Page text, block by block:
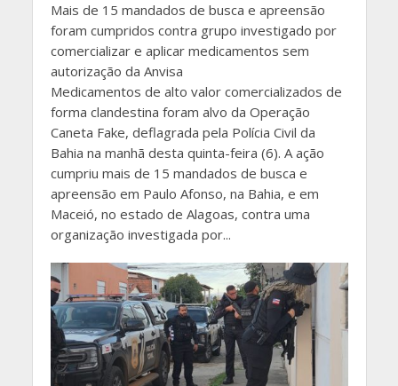
Mais de 15 mandados de busca e apreensão
foram cumpridos contra grupo investigado por
comercializar e aplicar medicamentos sem
autorização da Anvisa
Medicamentos de alto valor comercializados de
forma clandestina foram alvo da Operação
Caneta Fake, deflagrada pela Polícia Civil da
Bahia na manhã desta quinta-feira (6). A ação
cumpriu mais de 15 mandados de busca e
apreensão em Paulo Afonso, na Bahia, e em
Maceió, no estado de Alagoas, contra uma
organização investigada por...